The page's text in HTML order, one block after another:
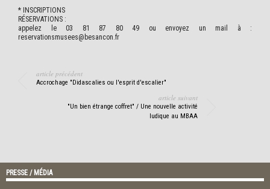
* INSCRIPTIONS
RÉSERVATIONS :
appelez le 03 81 87 80 49 ou envoyez un mail à :
reservationsmusees@besancon.fr
article précédent
Accrochage "Didascalies ou l'esprit d'escalier"
article suivant
"Un bien étrange coffret" / Une nouvelle activité
ludique au MBAA
PRESSE / MÉDIA